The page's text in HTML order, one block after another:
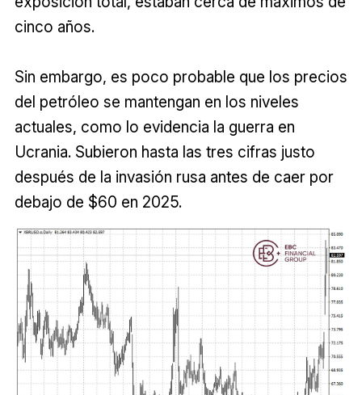
cinco años.
Sin embargo, es poco probable que los precios
del petróleo se mantengan en los niveles
actuales, como lo evidencia la guerra en
Ucrania. Subieron hasta las tres cifras justo
después de la invasión rusa antes de caer por
debajo de $60 en 2025.